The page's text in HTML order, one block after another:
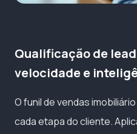
Qualificação de
velocidade e
O funil de vendas
cada etapa do cliente.